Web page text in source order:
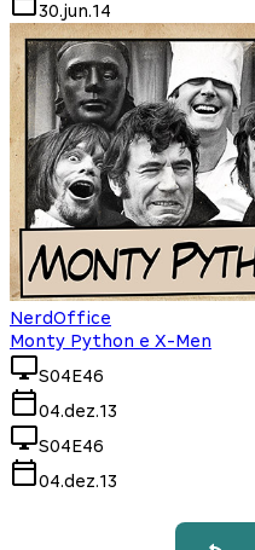
30.jun.14
NerdOffice
Monty Python e X-Men
S04E46
04.dez.13
S04E46
04.dez.13